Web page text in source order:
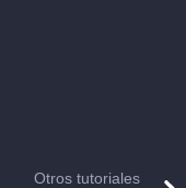
Otros tutoriales